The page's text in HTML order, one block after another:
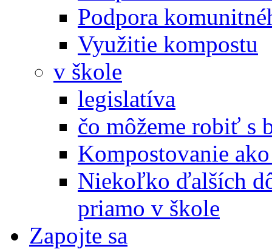
Podpora
Využitie kompostu
v škole
legislatíva
čo môžeme robiť s
Kompostovanie
Niekoľko ďalších
priamo v škole
Zapojte sa